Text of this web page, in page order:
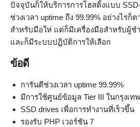
ปัจจุบันก็ให้บริการการโฮสติ้งแบบ
ช่วงเวลา uptime ถึง 99.99% อย่างไรก็
สำหรับมือให่ แต่ก็มีเครื่องมือสำหรับผู้
และก็มีระบบปฏิบัติการให้เลือก
ข้อดี
การันตีช่วงเวลา uptime 99.99%
มีการใช้ศูนย์ข้อมูล Tier III ในกรุงเท
SSD drives เพื่อการทำงานที่เร็วขึ้น
รองรับ PHP เวอร์ชัน 7